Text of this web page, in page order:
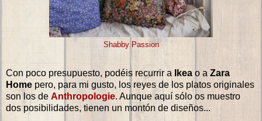
Shabby Passion
Con poco presupuesto, podéis recurrir a Ikea o a Zara
Home pero, para mi gusto, los reyes de los platos originales
son los de Anthropologie. Aunque aquí sólo os muestro
dos posibilidades, tienen un montón de diseños...